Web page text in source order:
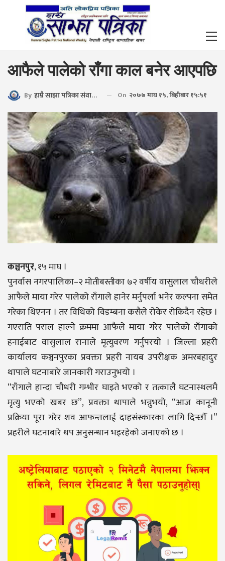
आफैले पालेको राँगा काल बनेर आएपछि
By हाम्रै साझा पत्रिका संवाददाता On २०७७ माघ १५, बिहीबार १५:५१
कञ्चनपुर, १५ माघ ।
पुनर्वास नगरपालिका–२ मोतीबस्तीका ७२ वर्षीय वासुलाल चौधरीले
आफैले माया गरेर पालेको राँगाले हानेर मर्नुपर्ला भनेर कल्पना समेत
गरेका थिएनन । तर विधिको विडम्बना कसैले रोकेर रोकिदैन रहेछ ।
गएराति पराल हाल्ने क्रममा आफैले माया गरेर पालेको राँगाको
हनाईबाट वासुलाल रानाले मृत्युवरण गर्नुपरयो । जिल्ला प्रहरी
कार्यालय कञ्चनपुरका प्रवक्ता प्रहरी नायब उपरीक्षक अमरबहादुर
थापाले घटनाबारे जानकारी गराउनुभयो ।
“राँगाले हान्दा चौधरी गम्भीर घाइते भएको र तत्कालै घटनास्थलमै
मृत्यु भएको खबर छ”, प्रवक्ता थापाले भन्नुभयो, “आज कानूनी
प्रक्रिया पूरा गरेर शव आफन्तलाई दाहसंस्कारका लागि दिन्छौँ ।”
प्रहरीले घटनाबारे थप अनुसन्धान भइरहेको जनाएको छ ।